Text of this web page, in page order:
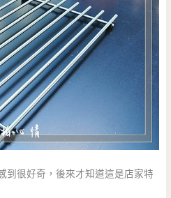
到很好奇，後來才知道這是店家特